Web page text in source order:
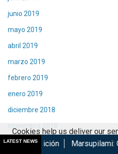
junio 2019
mayo 2019
abril 2019
marzo 2019
febrero 2019
enero 2019
diciembre 2018
octubre 2018
LATEST NEWS
Marsupilami: Caos a Bordo se
Cookies help us deliver our
services, you agree to our use